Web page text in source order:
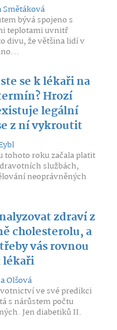
Smětáková
bývá spojeno s
teplotami uvnitř
divu, že většina lidí v
se k lékaři na
Hrozí
legální
z ní vykroutit
tohoto roku začala platit
službách,
neoprávněných
zdraví z
cholesterolu, a
vás rovnou
lékaři
Olšová
ve své predikci
s nárůstem počtu
Jen diabetiků II.